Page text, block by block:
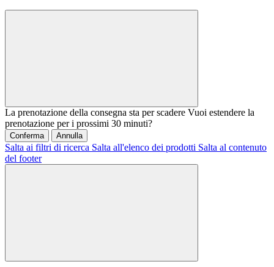
La prenotazione della consegna sta per scadere Vuoi estendere la
prenotazione per i prossimi 30 minuti?
Conferma Annulla
Salta ai filtri di ricerca Salta all'elenco dei prodotti Salta al contenuto
del footer